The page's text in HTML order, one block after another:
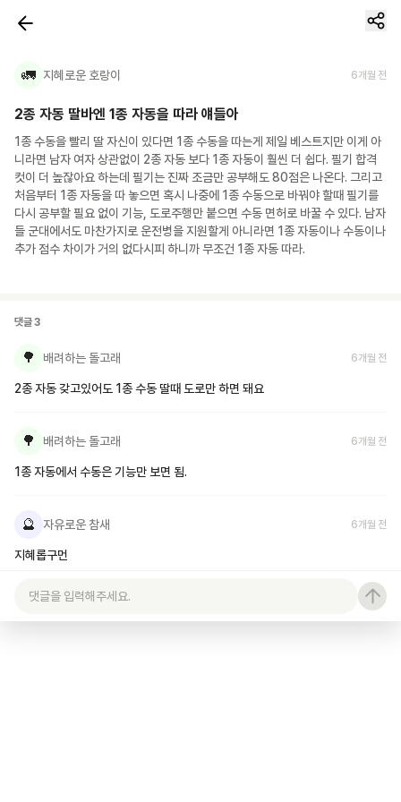
🚛 지혜로운 호랑이 6개월 전
2종 자동 딸바엔 1종 자동을 따라 얘들아
1종 수동을 빨리 딸 자신이 있다면 1종 수동을 따는게 제일 베스트지만 이게 아
니라면 남자 여자 상관없이 2종 자동 보다 1종 자동이 훨씬 더 쉽다. 필기 합격
컷이 더 높잖아요 하는데 필기는 진짜 조금만 공부해도 80점은 나온다. 그리고
처음부터 1종 자동을 따 놓으면 혹시 나중에 1종 수동으로 바꿔야 할때 필기를
다시 공부할 필요 없이 기능, 도로주행만 붙으면 수동 면허로 바꿀 수 있다. 남자
들 군대에서도 마찬가지로 운전병을 지원할게 아니라면 1종 자동이나 수동이나
추가 점수 차이가 거의 없다시피 하니까 무조건 1종 자동 따라.
댓글3
🌳 배려하는 돌고래 6개월 전
2종 자동 갖고있어도 1종 수동 딸때 도로만 하면 돼요
🌳 배려하는 돌고래 6개월 전
1종 자동에서 수동은 기능만 보면 됨.
🔮 자유로운 참새 6개월 전
지혜롭구먼